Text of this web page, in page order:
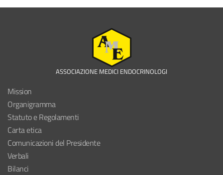
ASSOCIAZIONE MEDICI ENDOCRINOLOGI
Mission
Organigramma
Statuto e Regolamenti
Carta etica
Comunicazioni del Presidente
Verbali
Bilanci